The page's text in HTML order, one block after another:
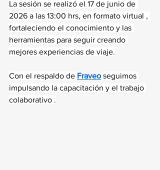
La sesión se realizó el 17 de junio de
2026 a las 13:00 hrs, en formato virtual ,
fortaleciendo el conocimiento y las
herramientas para seguir creando
mejores experiencias de viaje.
Con el respaldo de Fraveo seguimos
impulsando la capacitación y el trabajo
colaborativo .